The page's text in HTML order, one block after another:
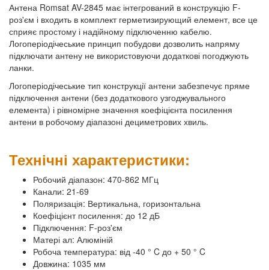
Антена Romsat AV-2845 має інтегрований в конструкцію F-
роз'єм і входить в комплект герметизирующий елемент, все це
сприяє простому і надійному підключенню кабелю.
Логоперіодічеськие принцип побудови дозволить напряму
підключати антену не використовуючи додаткові погоджують
ланки.
Логоперіодічеськие тип конструкції антени забезпечує пряме
підключення антени (без додаткового узгоджувального
елемента) і рівномірне значення коефіцієнта посилення
антени в робочому діапазоні дециметрових хвиль.
Технічні характеристики:
Робочий діапазон: 470-862 МГц
Канали: 21-69
Поляризація: Вертикальна, горизонтальна
Коефіцієнт посилення: до 12 дБ
Підключення: F-роз'єм
Матері ал: Алюміній
Робоча температура: від -40 ° C до + 50 ° C
Довжина: 1035 мм